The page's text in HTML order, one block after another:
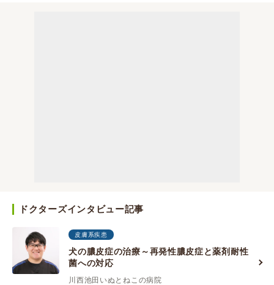
ドクターズインタビュー記事
皮膚系疾患
犬の膿皮症の治療～再発性膿皮症と薬剤耐性
菌への対応
川西池田いぬとねこの病院